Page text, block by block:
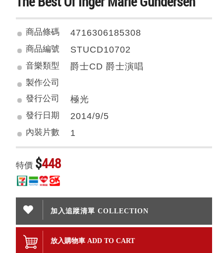
商品條碼 4716306185308
商品編號 STUCD10702
音樂類型 爵士CD 爵士演唱
製作公司
發行公司
極光
發行日期 2014/9/5
內裝片數 1
特價 $448
加入追蹤清單 COLLECTION
放入購物車 ADD TO CART